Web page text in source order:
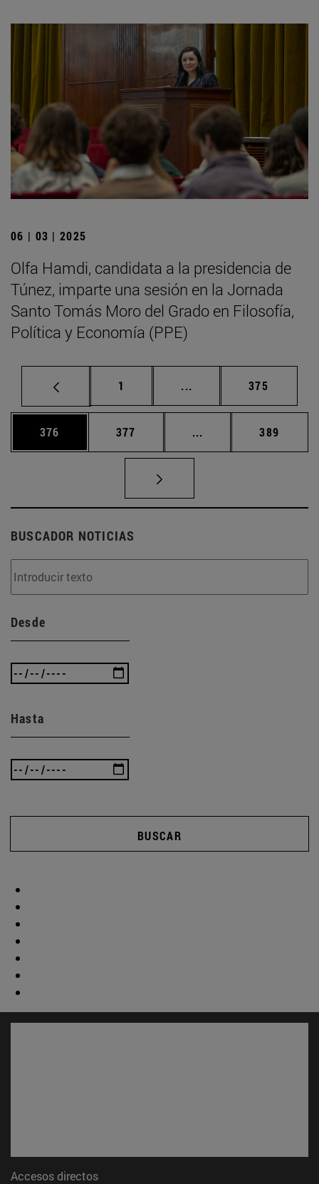
06 | 03 | 2025
Olfa Hamdi, candidata a la presidencia de
Túnez, imparte una sesión en la Jornada
Santo Tomás Moro del Grado en Filosofía,
Política y Economía (PPE)
Página
1 ... Páginas intermedias
Página
375
Página
376 Página
377 ... Páginas intermedias
Página
389
BUSCADOR NOTICIAS
Desde
Hasta
BUSCAR
Accesos directos